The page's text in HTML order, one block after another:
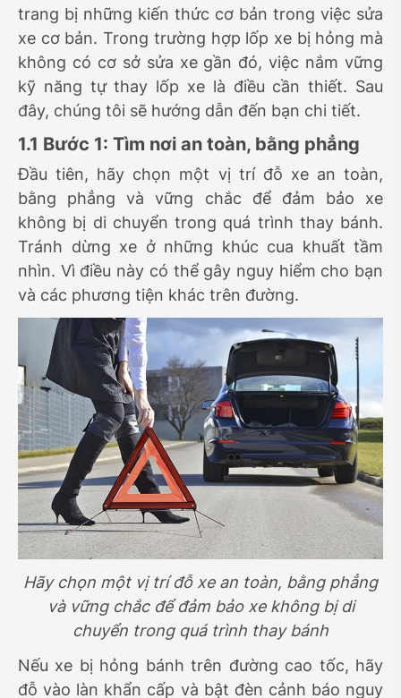
trang bị những kiến thức cơ bản trong việc sửa
xe cơ bản. Trong trường hợp lốp xe bị hỏng mà
không có cơ sở sửa xe gần đó, việc nắm vững
kỹ năng tự thay lốp xe là điều cần thiết. Sau
đây, chúng tôi sẽ hướng dẫn đến bạn chi tiết.
1.1 Bước 1: Tìm nơi an toàn, bằng phẳng
Đầu tiên, hãy chọn một vị trí đỗ xe an toàn,
bằng phẳng và vững chắc để đảm bảo xe
không bị di chuyển trong quá trình thay bánh.
Tránh dừng xe ở những khúc cua khuất tầm
nhìn. Vì điều này có thể gây nguy hiểm cho bạn
và các phương tiện khác trên đường.
Hãy chọn một vị trí đỗ xe an toàn, bằng phẳng
và vững chắc để đảm bảo xe không bị di
chuyển trong quá trình thay bánh
Nếu xe bị hỏng bánh trên đường cao tốc, hãy
đỗ vào làn khẩn cấp và bật đèn cảnh báo nguy